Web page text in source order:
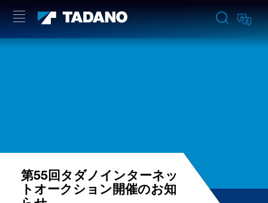
第55回タダノインターネッ
トオークション開催のお知